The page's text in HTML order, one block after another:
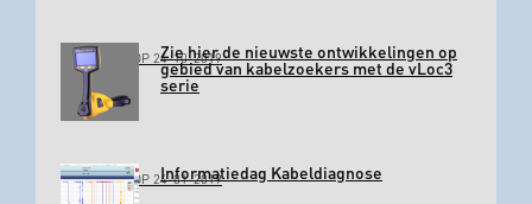
GEPLAATST OP 24-10-2019Zie hier de nieuwste ontwikkelingen op
gebied van kabelzoekers met de vLoc3
serie
GEPLAATST OP 24-01-2019Informatiedag Kabeldiagnose